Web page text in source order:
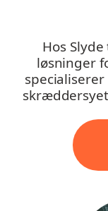
Hos
løsninger